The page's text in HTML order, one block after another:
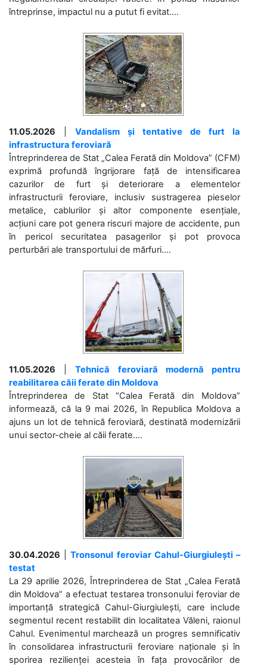
întreprinse, impactul nu a putut fi evitat....
11.05.2026
Vandalism și tentative de furt la
infrastructura feroviară
Întreprinderea de Stat „Calea Ferată din Moldova” (CFM)
exprimă profundă îngrijorare față de intensificarea
cazurilor de furt și deteriorare a elementelor
infrastructurii feroviare, inclusiv sustragerea pieselor
metalice, cablurilor și altor componente esențiale,
acțiuni care pot genera riscuri majore de accidente, pun
în pericol securitatea pasagerilor și pot provoca
perturbări ale transportului de mărfuri....
11.05.2026 |Tehnică feroviară modernă pentru
reabilitarea căii ferate din Moldova
Întreprinderea de Stat “Calea Ferată din Moldova”
informează, că la 9 mai 2026, în Republica Moldova a
ajuns un lot de tehnică feroviară, destinată modernizării
unui sector-cheie al căii ferate....
30.04.2026 |Tronsonul feroviar Cahul-Giurgiulești –
testat
La 29 aprilie 2026, Întreprinderea de Stat „Calea Ferată
din Moldova” a efectuat testarea tronsonului feroviar de
importanță strategică Cahul-Giurgiulești, care include
segmentul recent restabilit din localitatea Văleni, raionul
Cahul. Evenimentul marchează un progres semnificativ
în consolidarea infrastructurii feroviare naționale și în
sporirea rezilienței acesteia în fața provocărilor de